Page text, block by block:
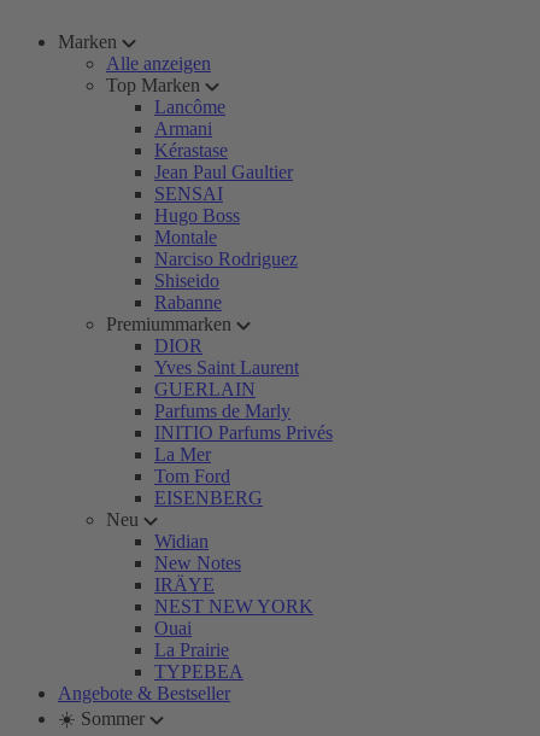
Marken
Alle anzeigen
Top Marken
Lancôme
Armani
Kérastase
Jean Paul Gaultier
SENSAI
Hugo Boss
Montale
Narciso Rodriguez
Shiseido
Rabanne
Premiummarken
DIOR
Yves Saint Laurent
GUERLAIN
Parfums de Marly
INITIO Parfums Privés
La Mer
Tom Ford
EISENBERG
Neu
Widian
New Notes
IRÄYE
NEST NEW YORK
Ouai
La Prairie
TYPEBEA
Angebote & Bestseller
☀️ Sommer